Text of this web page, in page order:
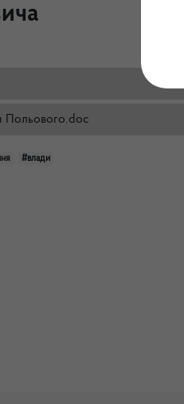
Польового.doc
#влади